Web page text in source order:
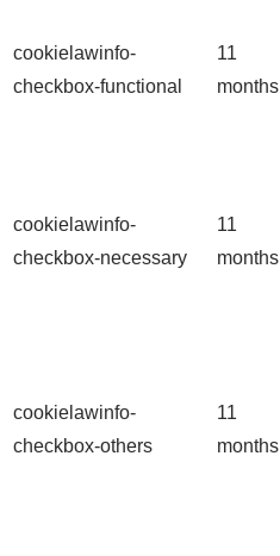
cookielawinfo-
checkbox-functional
11
months
cookielawinfo-
checkbox-necessary
11
months
cookielawinfo-
checkbox-others
11
months